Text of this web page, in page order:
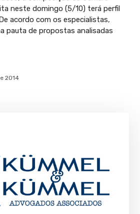
neste domingo (5/10) terá perfil
acordo com os especialistas,
pauta de propostas analisadas
2014